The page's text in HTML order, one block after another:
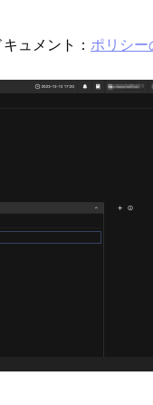
ュメント： ポリシ